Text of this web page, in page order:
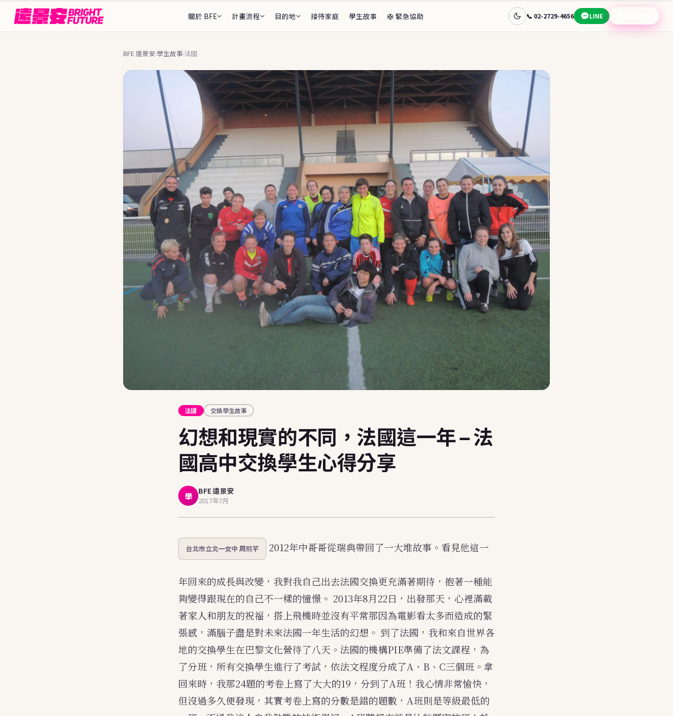
關於 BFE
認識 BFE 創辦團隊
陪伴你全程的人
ASSE 夥伴關係
全球最大交換組織之一
為什麼選擇 BFE
7個核心差異化優勢
資歷與認證
政府標案、ASSE認證
計畫流程
安全審核・生活安排
可接待學生 Available
Students
2026–27 等待接待家庭的學生
完整計畫介紹
申請流程・F-1 私校・適應支援
暑期課程 Summer Sessions
台北・花蓮・線上，出發前的準備
語言・費用・學制快速比較
常見問題 FAQ
16+ 家長最常問
夏令營 Summer Camps
23+ 美國暑期遊學營
打工度假 Work and Travel
加拿大・澳洲・美國 J-1
大學銜接與職涯
交換後的下一步
10 國海外帶薪文化交流
獎學金學生故事
台北・花蓮公費生紀錄
交換生指南 Blog
申請攻略・目的地介紹
Study in Taiwan
For inbound international
students (EN)
目的地
德國 🇫🇷法國
🇪🇸 西班牙 🇮🇹義大利
🇫🇮芬蘭 🇸🇪
🇳🇴挪威 🇩🇰丹麥
🇳🇱荷蘭 🇧🇪 比利時
🇨🇭 瑞士 🇵🇱波蘭
🇵🇹葡萄牙 🇨🇿捷克
🇦🇹 🇭🇺 匈牙利
🇷🇴 羅馬尼亞 🇬🇧 英國
🇮🇪愛爾蘭 🇸🇰 斯洛伐克
🌏 亞太
🇯🇵日本 🇦🇺 澳洲
🇳🇿紐西蘭
🔥 精選目的地
🎓 CBYX 獎學金
🌌看極光・芬蘭
🎨 藝術志向
🧭 幫我選
📊國家快速比較
🎯先問目標
免費諮詢
讓顧問替你選目的地
預約說明會 →
不確定哪個國家最適合你的孩子？ BFE 顧問免費評估 報名說明會，讓顧問幫你選
接待家庭 學生故事 🛟 緊急協助 📞 02-2729-4656 LINE
BFE 遠景安›學生故事›法國
法國 交換學生故事
幻想和現實的不同，法國這一年 – 法
國高中交換學生心得分享
學 BFE 遠景安
2017年7月
台北市立北一女中 周熙芊 2012年中哥哥從瑞典帶回了一大堆故事。看見他這一
年回來的成長與改變，我對我自己出去法國交換更充滿著期待，抱著一種能
夠變得跟現在的自己不一樣的憧憬。 2013年8月22日，出發那天，心裡滿載
著家人和朋友的祝福，搭上飛機時並沒有平常那因為電影看太多而造成的緊
張感，滿腦子盡是對未來法國一年生活的幻想。 到了法國，我和來自世界各
地的交換學生在巴黎文化營待了八天。法國的機構PIE準備了法文課程，為
了分班，所有交換學生進行了考試，依法文程度分成了A、B、C三個班。拿
回來時，我那24題的考卷上寫了大大的19，分到了A班！我心情非常愉快，
但沒過多久便發現，其實考卷上寫的分數是錯的題數，A班則是等級最低的